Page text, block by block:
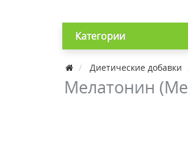
Категории
Диетические добавки
Мелатонин